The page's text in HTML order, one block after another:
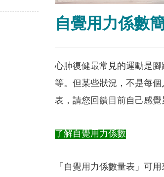
自覺用力係數
心肺復健最常見的運動是
等。但某些狀況，不是每
表，請您回饋目前自己感覺
了解自覺用力係數
「自覺用力係數量表」可